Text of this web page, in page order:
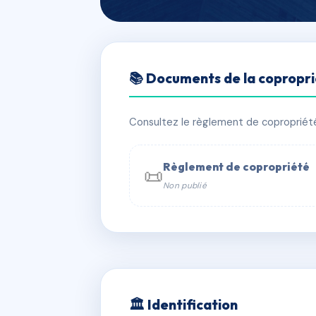
JARDINS DU
📍 13 che du genevray 74200
📞 Contacter Syndic Digital
📚 Documents de la
Consultez le règlement de
📜Règlement de copropriété
Non publié
🏛 Identification